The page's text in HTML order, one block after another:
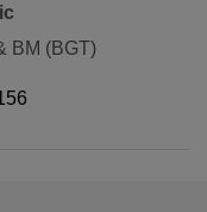
BM (BGT)